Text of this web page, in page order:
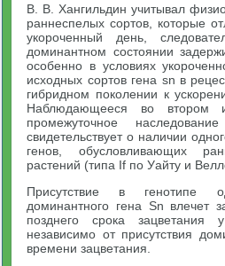
В. В. Хангильдин учитывал
раннеспелых сортов, которые
укороченный день,
доминантном состоянии
особенно в условиях
исходных сортов гена sn в
гибридном поколении к
Наблюдающееся во втором
промежуточное
свидетельствует о наличии
генов, обусловливающих
растений (типа If по Уайту и
Присутствие в генотипе
доминантного гена Sn влечет
позднего срока зацветания
независимо от присутствия
времени зацветания.